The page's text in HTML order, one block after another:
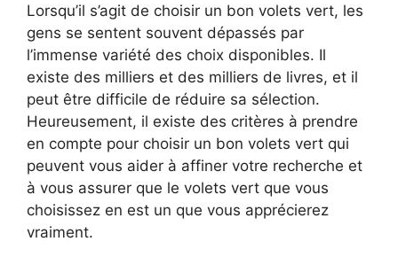
Lorsqu’il s’agit de choisir un bon volets vert, les
gens se sentent souvent dépassés par
l’immense variété des choix disponibles. Il
existe des milliers et des milliers de livres, et il
peut être difficile de réduire sa sélection.
Heureusement, il existe des critères à prendre
en compte pour choisir un bon volets vert qui
peuvent vous aider à affiner votre recherche et
à vous assurer que le volets vert que vous
choisissez en est un que vous apprécierez
vraiment.